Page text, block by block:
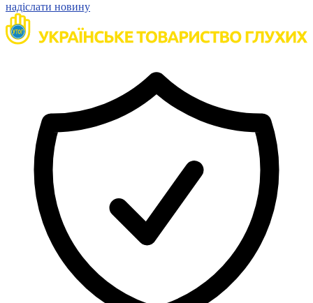
надіслати новину